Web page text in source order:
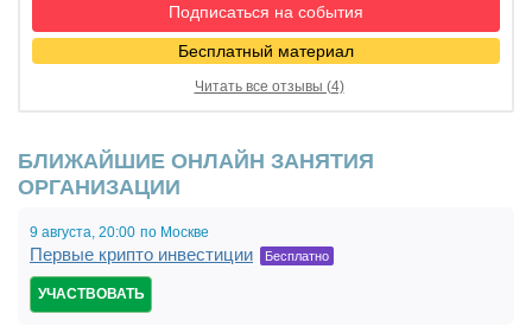
Подписаться на события
Бесплатный материал
Читать все отзывы (4)
БЛИЖАЙШИЕ ОНЛАЙН ЗАНЯТИЯ
ОРГАНИЗАЦИИ
9 августа, 20:00 по Москве
Первые крипто инвестиции Бесплатно
УЧАСТВОВАТЬ